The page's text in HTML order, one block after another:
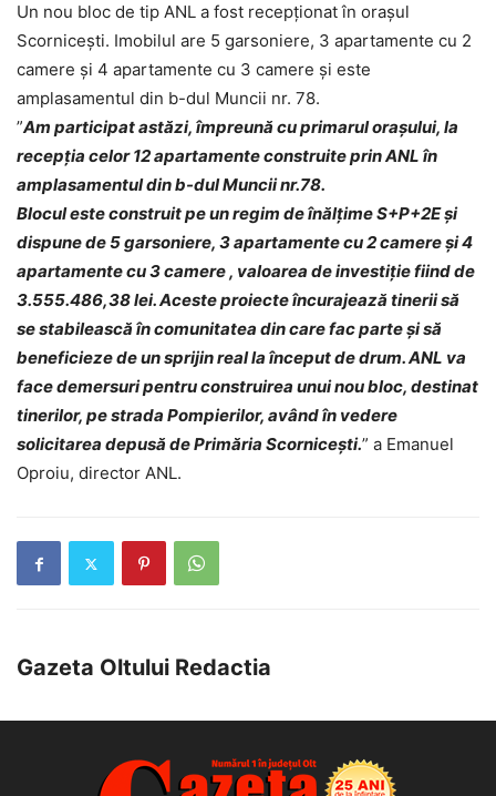
Un nou bloc de tip ANL a fost recepționat în orașul
Scornicești. Imobilul are 5 garsoniere, 3 apartamente cu 2
camere și 4 apartamente cu 3 camere și este
amplasamentul din b-dul Muncii nr. 78.
”Am participat astăzi, împreună cu primarul orașului, la
recepția celor 12 apartamente construite prin ANL în
amplasamentul din b-dul Muncii nr.78.
Blocul este construit pe un regim de înălțime S+P+2E și
dispune de 5 garsoniere, 3 apartamente cu 2 camere și 4
apartamente cu 3 camere , valoarea de investiție fiind de
3.555.486,38 lei. Aceste proiecte încurajează tinerii să
se stabilească în comunitatea din care fac parte și să
beneficieze de un sprijin real la început de drum. ANL va
face demersuri pentru construirea unui nou bloc, destinat
tinerilor, pe strada Pompierilor, având în vedere
solicitarea depusă de Primăria Scornicești.” a Emanuel
Oproiu, director ANL.
Gazeta Oltului Redactia